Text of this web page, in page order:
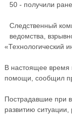
50 - получили
Следственный
ведомства,
«Технологический
В настоящее время
помощи, сообщил
Пострадавшие при
развитию ситуации,